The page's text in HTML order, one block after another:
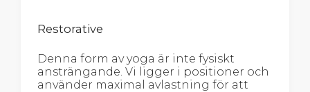
Restorative
Denna form av yoga är inte fysiskt
ansträngande. Vi ligger i positioner och
använder maximal avlastning för att